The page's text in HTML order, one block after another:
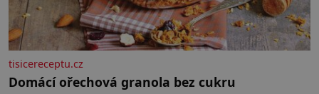
tisicereceptu.cz
Domácí ořechová granola bez cukru